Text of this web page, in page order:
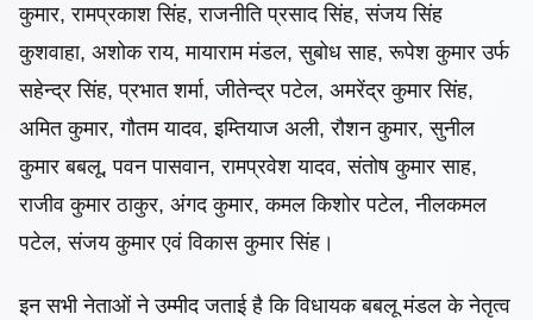
कुमार, रामप्रकाश सिंह, राजनीति प्रसाद सिंह, संजय सिंह
कुशवाहा, अशोक राय, मायाराम मंडल, सुबोध साह, रूपेश कुमार उर्फ
सहेन्द्र सिंह, प्रभात शर्मा, जीतेन्द्र पटेल, अमरेंद्र कुमार सिंह,
अमित कुमार, गौतम यादव, इम्तियाज अली, रौशन कुमार, सुनील
कुमार बबलू, पवन पासवान, रामप्रवेश यादव, संतोष कुमार साह,
राजीव कुमार ठाकुर, अंगद कुमार, कमल किशोर पटेल, नीलकमल
पटेल, संजय कुमार एवं विकास कुमार सिंह।
इन सभी नेताओं ने उम्मीद जताई है कि विधायक बबलू मंडल के नेतृत्व